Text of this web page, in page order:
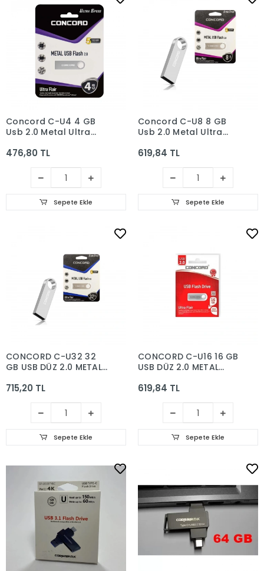
Concord C-U4 4 GB
Usb 2.0 Metal Ultra
476,80 TL
Sepete Ekle
Concord C-U8 8 GB
Usb 2.0 Metal Ultra
619,84 TL
Sepete Ekle
CONCORD C-U32 32
GB USB DÜZ 2,0 METAL
715,20 TL
Sepete Ekle
CONCORD C-U16 16 GB
USB DÜZ 2,0 METAL
619,84 TL
Sepete Ekle